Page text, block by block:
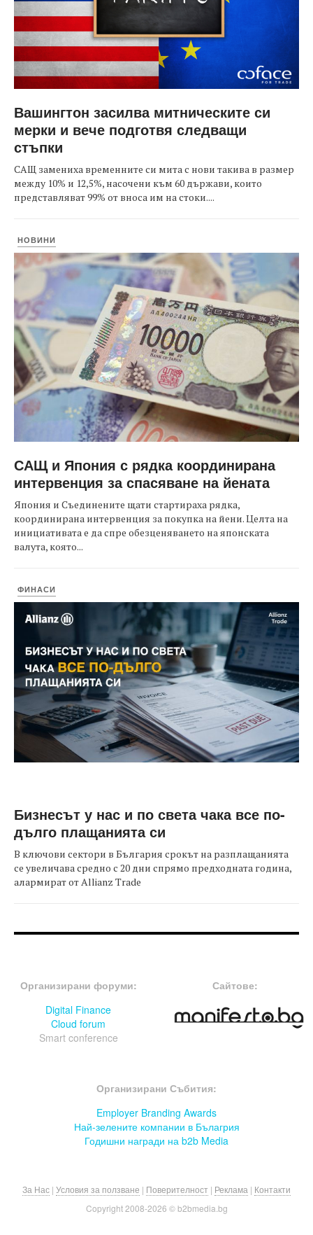
Вашингтон засилва митническите си
мерки и вече подготвя следващи
стъпки
САЩ замениха временните си мита с нови такива в размер
между 10% и 12,5%, насочени към 60 държави, които
представляват 99% от вноса им на стоки....
НОВИНИ
САЩ и Япония с рядка координирана
интервенция за спасяване на йената
Япония и Съединените щати стартираха рядка,
координирана интервенция за покупка на йени. Целта на
инициативата е да спре обезценяването на японската
валута, която...
ФИНАСИ
Бизнесът у нас и по света чака все по-
дълго плащанията си
В ключови сектори в България срокът на разплащанията
се увеличава средно с 20 дни спрямо предходната година,
алармират от Allianz Trade
Организирани форуми:
Digital Finance
Cloud forum
Smart conference
Сайтове:
Организирани Събития:
Employer Branding Awards
Най-зелените компании в Бълагрия
Годишни награди на b2b Media
За Нас | Условия за ползване | Поверителност | Реклама | Контакти
Copyright 2008-2026 © b2bmedia.bg